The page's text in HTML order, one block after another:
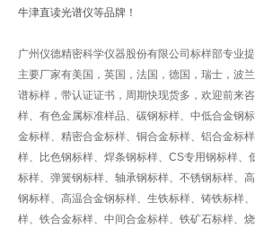
牛津直读光谱仪等品牌！
广州仪德精密科学仪器股份有限公司标样部专业
主要厂家有美国，英国，法国，德国，瑞士，波
谱标样，带认证证书，周期快现货多，欢迎前来
样、有色金属标准样品、碳钢标样、中低合金钢
金标样、精密合金标样、铜合金标样、铝合金标
样、比色钢标样、焊条钢标样、CS专用钢标样、
标样、弹簧钢标样、轴承钢标样、不锈钢标样、
钢标样、高温合金钢标样、生铁标样、铸铁标样
样、铁合金标样、中间合金标样、铁矿石标样、